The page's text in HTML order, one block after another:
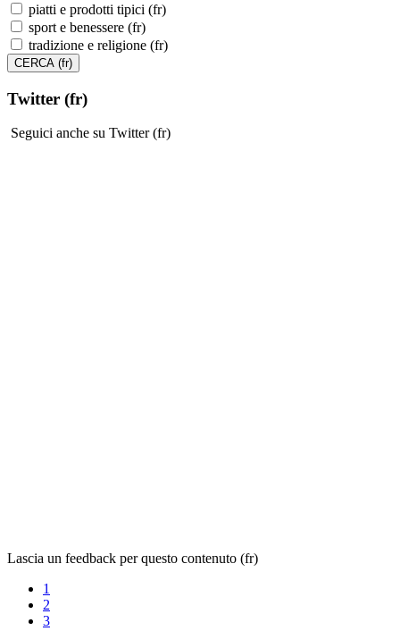
piatti e prodotti tipici (fr)
sport e benessere (fr)
tradizione e religione (fr)
Twitter (fr)
Seguici anche su Twitter (fr)
Lascia un feedback per questo contenuto (fr)
1
2
3